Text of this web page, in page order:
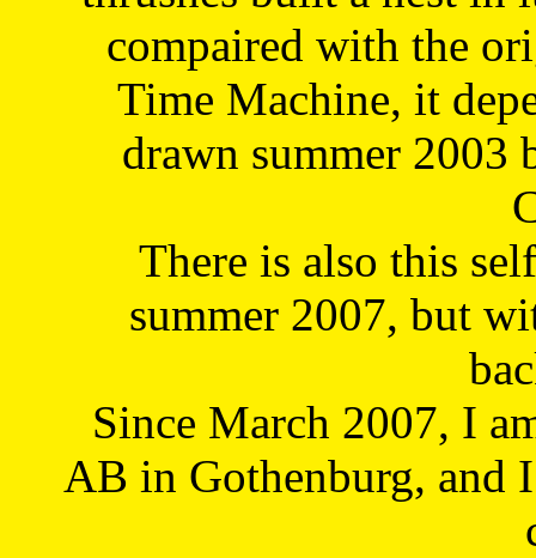
compaired with the
Time Machine, it
drawn summer 2003
There is also this
summer 2007, but
Since March 2007, I
AB in Gothenburg, and